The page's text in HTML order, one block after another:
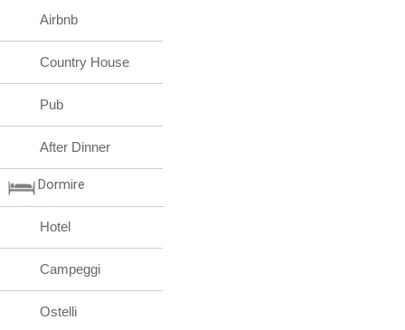
Airbnb
Country House
Pub
After Dinner
Dormire
Hotel
Campeggi
Ostelli